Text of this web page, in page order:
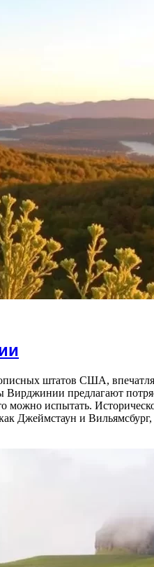
штатов США,
Вирджинии предлагают
можно испытать.
Джеймстаун и